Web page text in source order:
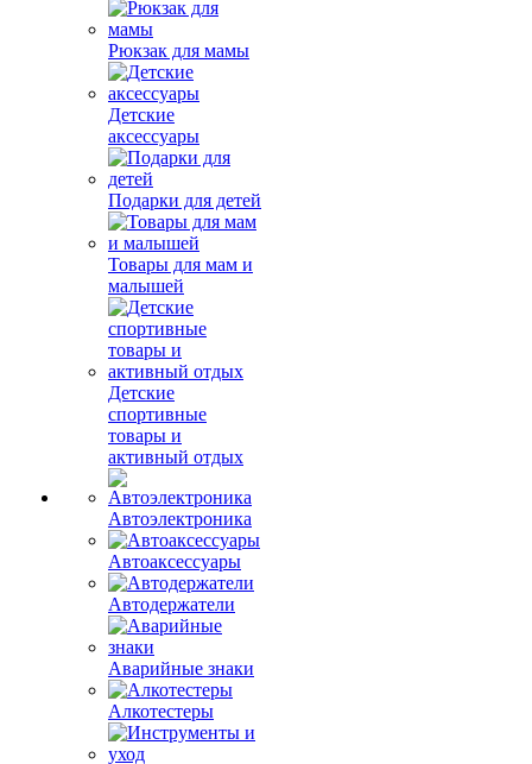
Рюкзак для мамы
Детские
аксессуары
Подарки для детей
Товары для мам и
малышей
Детские
спортивные
товары и
активный отдых
Автоэлектроника
Автоаксессуары
Автодержатели
Аварийные знаки
Алкотестеры